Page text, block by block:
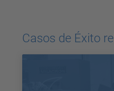
Casos de Éxito